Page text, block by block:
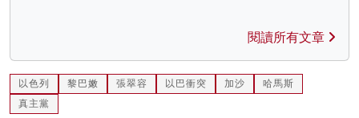
閱讀所有文章
以色列 黎巴嫩 張翠容 以巴衝突 加沙
哈馬斯
真主黨